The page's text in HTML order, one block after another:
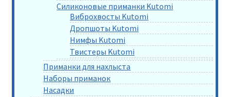
Силиконовые приманки Kutomi
Виброхвосты Kutomi
Дропшоты Kutomi
Нимфы Kutomi
Твистеры Kutomi
Приманки для нахлыста
Наборы приманок
Насадки